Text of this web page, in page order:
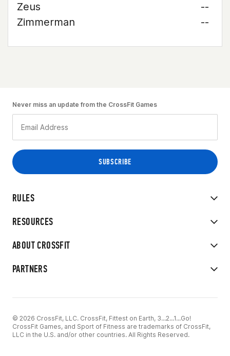
Zeus
--
Zimmerman
--
RULES
RESOURCES
ABOUT CROSSFIT
PARTNERS
Never miss an update from the CrossFit Games
© 2026 CrossFit, LLC. CrossFit, Fittest on Earth, 3...2...1...Go!
CrossFit Games, and Sport of Fitness are trademarks of CrossFit,
LLC in the U.S. and/or other countries. All Rights Reserved.